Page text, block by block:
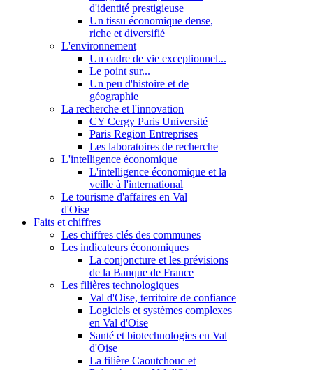
d'identité prestigieuse
Un tissu économique dense,
riche et diversifié
L'environnement
Un cadre de vie exceptionnel...
Le point sur...
Un peu d'histoire et de
géographie
La recherche et l'innovation
CY Cergy Paris Université
Paris Region Entreprises
Les laboratoires de recherche
L'intelligence économique
L'intelligence économique et la
veille à l'international
Le tourisme d'affaires en Val
d'Oise
Faits et chiffres
Les chiffres clés des communes
Les indicateurs économiques
La conjoncture et les prévisions
de la Banque de France
Les filières technologiques
Val d'Oise, territoire de confiance
Logiciels et systèmes complexes
en Val d'Oise
Santé et biotechnologies en Val
d'Oise
La filière Caoutchouc et